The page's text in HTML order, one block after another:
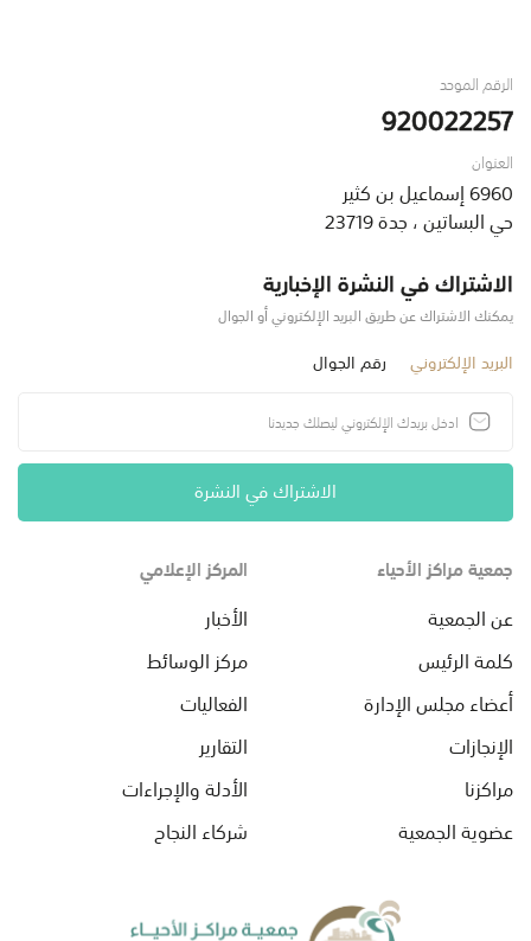
الرقم الموحد
920022257
العنوان
6960 إسماعيل بن كثير
حي البساتين ، جدة 23719
الاشتراك في النشرة الإخبارية
يمكنك الاشتراك عن طريق البريد الإلكتروني أو الجوال
البريد الإلكتروني رقم الجوال
الاشتراك في النشرة
جمعية مراكز الأحياء
عن الجمعية
كلمة الرئيس
أعضاء مجلس الإدارة
الإنجازات
مراكزنا
عضوية الجمعية
المركز الإعلامي
الأخبار
مركز الوسائط
الفعاليات
التقارير
الأدلة والإجراءات
شركاء النجاح